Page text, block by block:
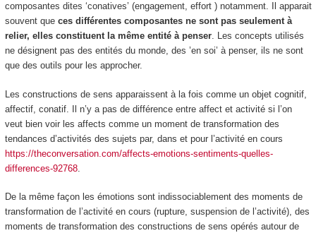
composantes dites ‘conatives’ (engagement, effort ) notamment. Il apparait
souvent que ces différentes composantes ne sont pas seulement à
relier, elles constituent la même entité à penser. Les concepts utilisés
ne désignent pas des entités du monde, des ’en soi’ à penser, ils ne sont
que des outils pour les approcher.
Les constructions de sens apparaissent à la fois comme un objet cognitif,
affectif, conatif. Il n’y a pas de différence entre affect et activité si l’on
veut bien voir les affects comme un moment de transformation des
tendances d’activités des sujets par, dans et pour l’activité en cours
https://theconversation.com/affects-emotions-sentiments-quelles-
differences-92768.
De la même façon les émotions sont indissociablement des moments de
transformation de l’activité en cours (rupture, suspension de l’activité), des
moments de transformation des constructions de sens opérés autour de